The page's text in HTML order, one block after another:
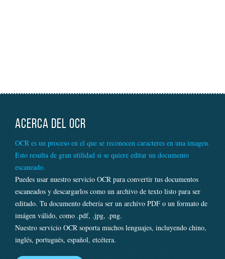
ACERCA DEL OCR
OCR es un proceso en el que se reconocen caracteres en una imagen.
Esto resulta de gran utilidad si se quiere editar un documento
escaneado.
Puedes usar nuestro servicio OCR para convertir tus documentos
escaneados y descargarlos como un archivo de texto listo para ser
editado. Tu documento debería ser un archivo PDF o un formato de
imágen válido, como .pdf, .jpg, .png.
Nuestro servicio OCR soporta muchos lenguajes, incluyendo chino,
inglés, portugués, español, etcétera.